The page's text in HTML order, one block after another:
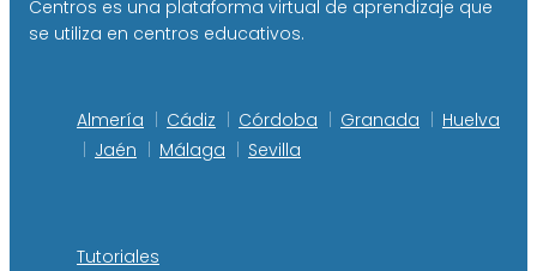
Centros es una plataforma virtual de aprendizaje que
se utiliza en centros educativos.
Almería Cádiz Córdoba Granada
Huelva
Jaén
Málaga Sevilla
Tutoriales